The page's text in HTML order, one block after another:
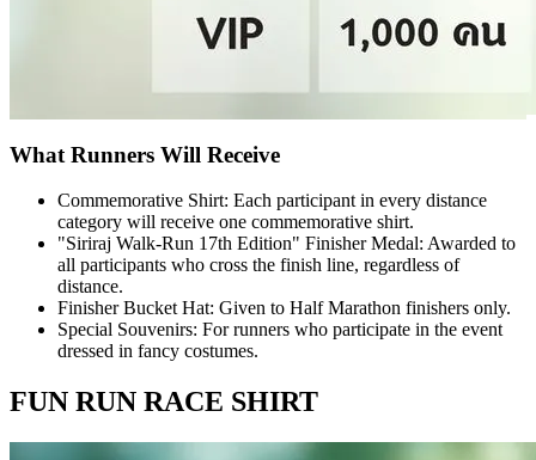
What Runners Will Receive
Commemorative Shirt: Each participant in every distance
category will receive one commemorative shirt.
"Siriraj Walk-Run 17th Edition" Finisher Medal: Awarded to
all participants who cross the finish line, regardless of
distance.
Finisher Bucket Hat: Given to Half Marathon finishers only.
Special Souvenirs: For runners who participate in the event
dressed in fancy costumes.
FUN RUN RACE SHIRT